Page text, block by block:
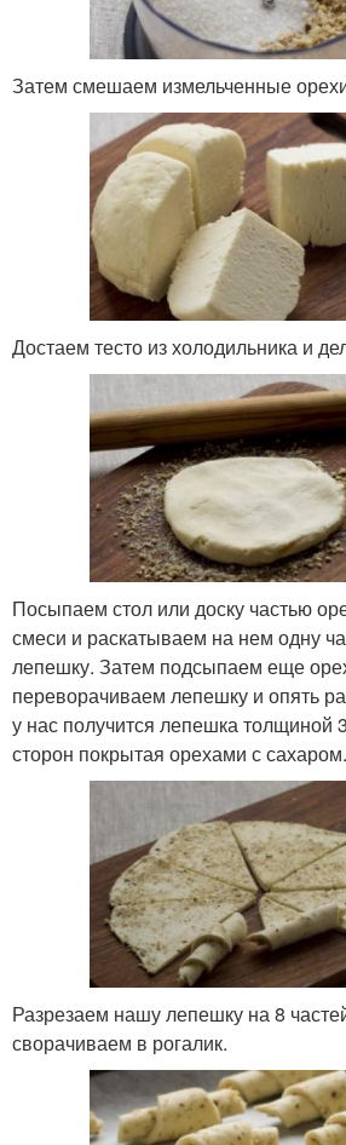
Затем смешаем измельченные
Достаем тесто из холодильника и
Посыпаем стол или доску частью
смеси и раскатываем на нем одну
лепешку. Затем подсыпаем еще
переворачиваем лепешку и опять
у нас получится лепешка толщиной
сторон покрытая орехами с сахаром.
Разрезаем нашу лепешку на 8
сворачиваем в рогалик.